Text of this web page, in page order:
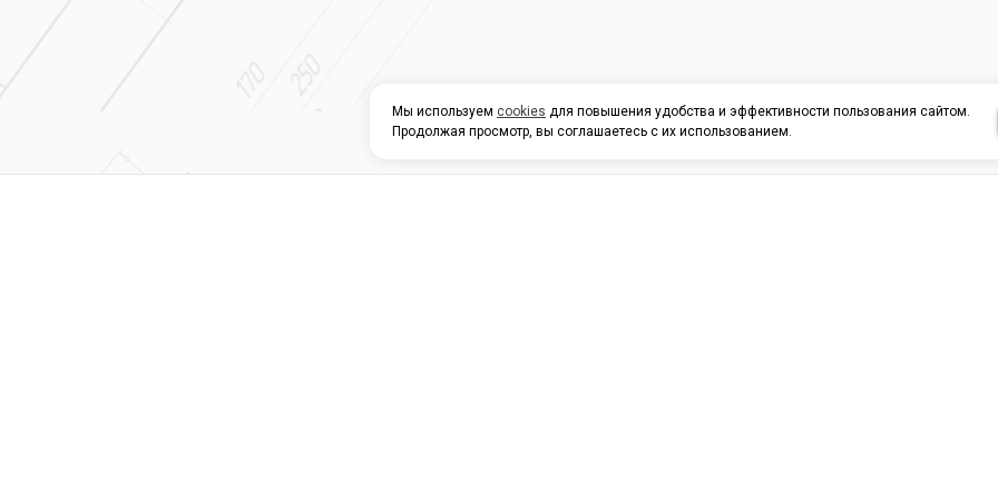
Мы используем cookies для повышения удобства и эффективности пользования сайтом.
Продолжая просмотр, вы соглашаетесь с их использованием.